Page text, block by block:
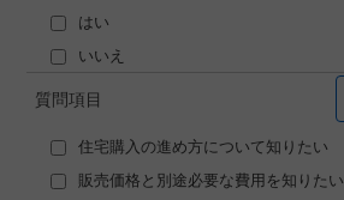
はい
いいえ
質問項目
住宅購入の進め方について知りたい
販売価格と別途必要な費用を知りたい